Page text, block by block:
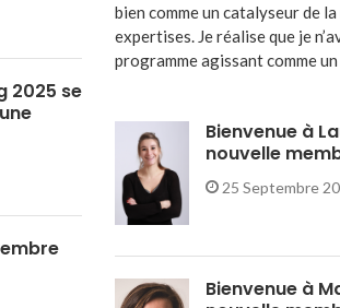
2025 se
bien comme un catalyseur de
expertises. Je réalise que je
programme agissant comme un
Bienvenue à
nouvelle
25 Septembre
Bienvenue à